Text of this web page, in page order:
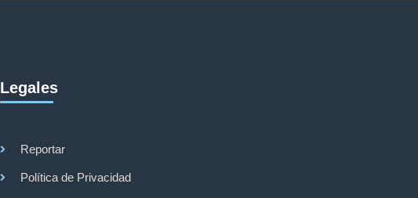
Legales
Reportar
Política de Privacidad